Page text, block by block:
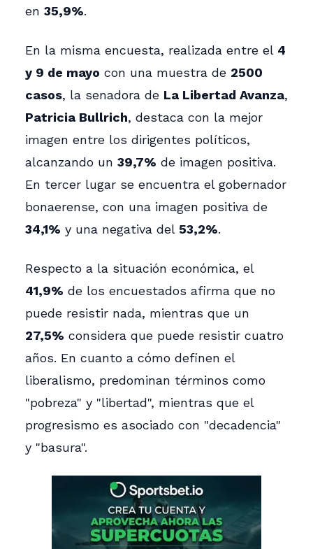
en 35,9%.
En la misma encuesta, realizada entre el 4
y 9 de mayo con una muestra de 2500
casos, la senadora de La Libertad Avanza,
Patricia Bullrich, destaca con la mejor
imagen entre los dirigentes políticos,
alcanzando un 39,7% de imagen positiva.
En tercer lugar se encuentra el gobernador
bonaerense, con una imagen positiva de
34,1% y una negativa del 53,2%.
Respecto a la situación económica, el
41,9% de los encuestados afirma que no
puede resistir nada, mientras que un
27,5% considera que puede resistir cuatro
años. En cuanto a cómo definen el
liberalismo, predominan términos como
"pobreza" y "libertad", mientras que el
progresismo es asociado con "decadencia"
y "basura".